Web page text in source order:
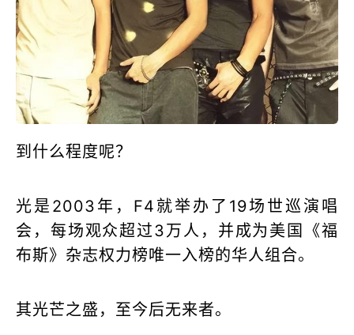
到什么程度呢？
光是2003年，F4就举办了19场世巡演唱
会，每场观众超过3万人，并成为美国《福
布斯》杂志权力榜唯一入榜的华人组合。
其光芒之盛，至今后无来者。